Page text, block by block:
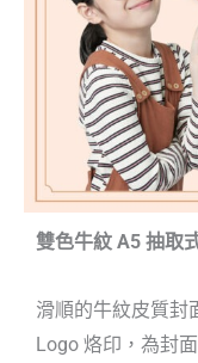
雙色牛紋 A5 抽取
滑順的牛紋皮質封
Logo 烙印，為封